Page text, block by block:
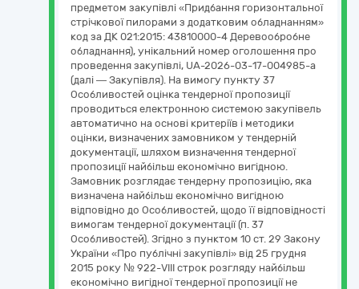
предметом закупівлі «Придбання горизонтальної
стрічкової пилорами з додатковим обладнанням»
код за ДК 021:2015: 43810000-4 Деревообробне
обладнання), унікальний номер оголошення про
проведення закупівлі, UA-2026-03-17-004985-a
(далі — Закупівля). На вимогу пункту 37
Особливостей оцінка тендерної пропозиції
проводиться електронною системою закупівель
автоматично на основі критеріїв і методики
оцінки, визначених замовником у тендерній
документації, шляхом визначення тендерної
пропозиції найбільш економічно вигідною.
Замовник розглядає тендерну пропозицію, яка
визначена найбільш економічно вигідною
відповідно до Особливостей, щодо її відповідності
вимогам тендерної документації (п. 37
Особливостей). Згідно з пунктом 10 ст. 29 Закону
України «Про публічні закупівлі» від 25 грудня
2015 року № 922-VIII строк розгляду найбільш
економічно вигідної тендерної пропозиції не